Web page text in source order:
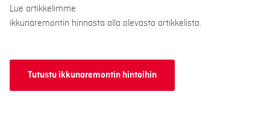
Lue artikkelimme
ikkunaremontin hinnasta alla olevasta artikkelista.
Tutustu ikkunaremontin hintoihin